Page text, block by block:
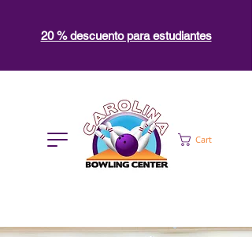
Cart
20 % descuento para estudiantes